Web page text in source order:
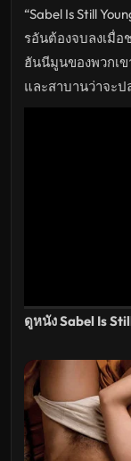
ไทย
ซับ
ไทย
เต็ม
เรื่อง
HD
อัปเ
ล่า
“Sabel Is Still
รอันต้องจบลงเมื่
ฮันนีมูนของพวกเข
และสาบานว่าจะ
ดูหนัง Sabel Is